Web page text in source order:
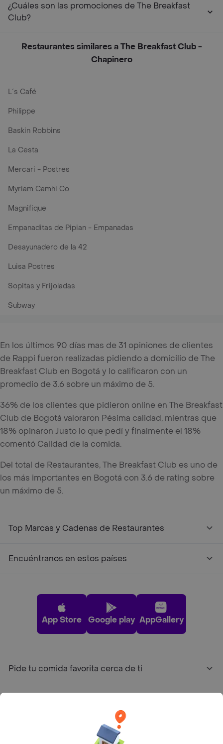
¿Cuáles son las promociones de The Breakfast
Club?
Restaurantes similares a The Breakfast Club -
Chapinero
L´s Café
Philippe
Baskin Robbins
La Cesta
Mercari - Postres
Myriam Camhi Co
Magnifique
Empanaditas de Pipian - Empanadas
Desayunadero de la 42
Luisa Postres
Sopitas y Frijoladas
Subway
En los últimos 90 días mas de 31 opiniones de clientes
de Rappi fueron realizadas pidiendo a domicilio de The
Breakfast Club en Bogotá y lo calificaron con un
promedio de 3.6 sobre un máximo de 5.
36% de los clientes que pidieron online en The Breakfast
Club de Bogotá valoraron Pésima calidad, mientras que
18% opinaron Justo lo que pedí y finalmente el 18%
comentó Calidad de la comida.
Del total de Restaurantes, The Breakfast Club es uno de
los más importantes en Bogotá con 3.6 de rating sobre
un máximo de 5.
Top Marcas y Cadenas de Restaurantes
Encuéntranos en estos países
App Store Google play AppGallery
Pide tu comida favorita cerca de ti